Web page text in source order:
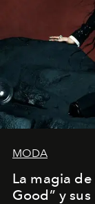
MODA
La magia
Good” y